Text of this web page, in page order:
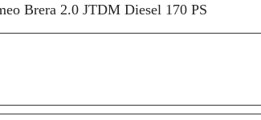
Brera 2.0 JTDM Diesel 170 PS